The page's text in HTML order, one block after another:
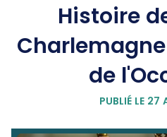
Histoire
de
PUBLIÉ LE 27